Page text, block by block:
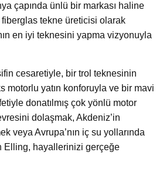
çapında ünlü bir markası haline
fiberglas tekne üreticisi olarak
en iyi teknesini yapma vizyonuyla
cesaretiyle, bir trol teknesinin
motorlu yatın konforuyla ve bir mavi
donatılmış çok yönlü motor
dolaşmak, Akdeniz’in
veya Avrupa’nın iç su yollarında
Elling, hayallerinizi gerçeğe